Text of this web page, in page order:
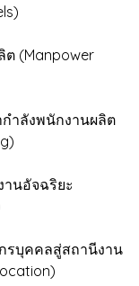
ต (Manpower
กำลังพนักงานผลิต
นอัจฉริยะ
รบุคคลสู่สถานีงาน